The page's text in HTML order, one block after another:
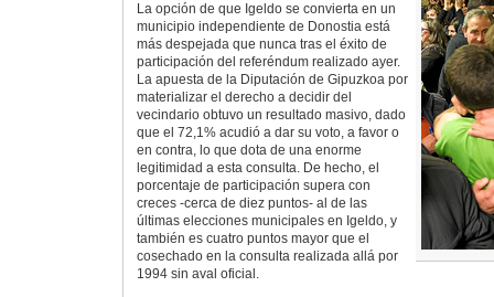
La opción de que Igeldo se convierta en un
municipio independiente de Donostia está
más despejada que nunca tras el éxito de
participación del referéndum realizado ayer.
La apuesta de la Diputación de Gipuzkoa por
materializar el derecho a decidir del
vecindario obtuvo un resultado masivo, dado
que el 72,1% acudió a dar su voto, a favor o
en contra, lo que dota de una enorme
legitimidad a esta consulta. De hecho, el
porcentaje de participación supera con
creces -cerca de diez puntos- al de las
últimas elecciones municipales en Igeldo, y
también es cuatro puntos mayor que el
cosechado en la consulta realizada allá por
1994 sin aval oficial.